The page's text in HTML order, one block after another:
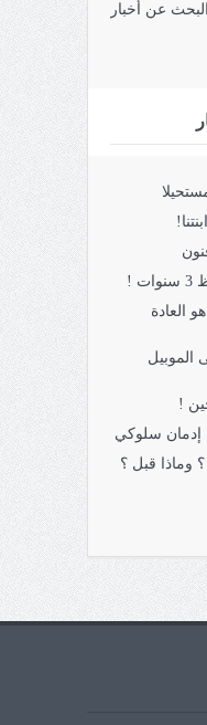
عن أخبار
!
العادة
الموبيل
!
إدمان سلوكي
وماذا قبل ؟